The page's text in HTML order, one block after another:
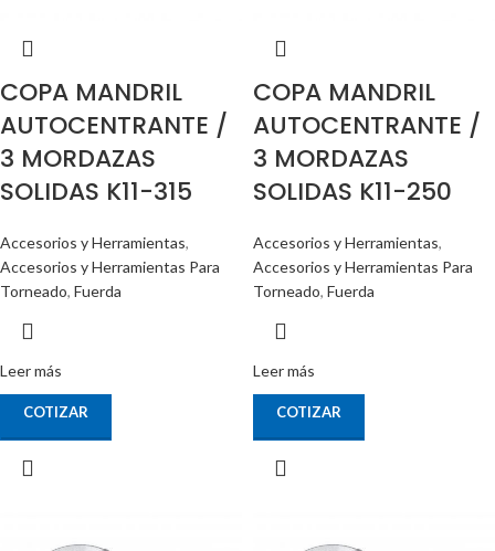
COPA MANDRIL
AUTOCENTRANTE /
3 MORDAZAS
SOLIDAS K11-315
Accesorios y Herramientas,
Accesorios y Herramientas Para
Torneado, Fuerda
Leer más
COTIZAR
COPA MANDRIL
AUTOCENTRANTE /
3 MORDAZAS
SOLIDAS K11-250
Accesorios y Herramientas,
Accesorios y Herramientas Para
Torneado, Fuerda
Leer más
COTIZAR